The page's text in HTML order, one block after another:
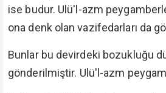
ise budur. Ulü'l-azm
ona denk olan vazifedarları da
Bunlar bu devirdeki bozukluğu
gönderilmiştir. Ulü'l-azm